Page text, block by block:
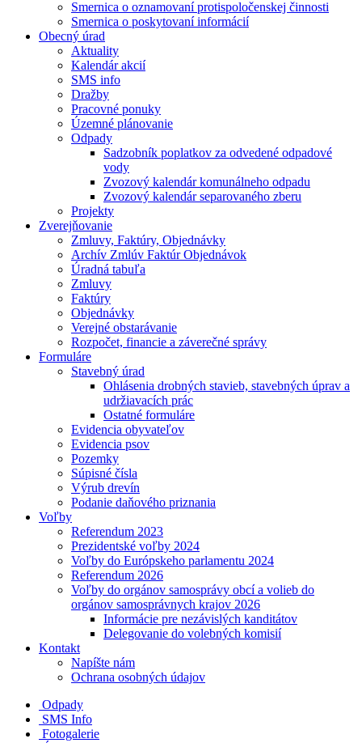
Smernica o oznamovaní protispoločenskej činnosti
Smernica o poskytovaní informácií
Obecný úrad
Aktuality
Kalendár akcií
SMS info
Dražby
Pracovné ponuky
Územné plánovanie
Odpady
Sadzobník poplatkov za odvedené odpadové
vody
Zvozový kalendár komunálneho odpadu
Zvozový kalendár separovaného zberu
Projekty
Zverejňovanie
Zmluvy, Faktúry, Objednávky
Archív Zmlúv Faktúr Objednávok
Úradná tabuľa
Zmluvy
Faktúry
Objednávky
Verejné obstarávanie
Rozpočet, financie a záverečné správy
Formuláre
Stavebný úrad
Ohlásenia drobných stavieb, stavebných úprav a
udržiavacích prác
Ostatné formuláre
Evidencia obyvateľov
Evidencia psov
Pozemky
Súpisné čísla
Výrub drevín
Podanie daňového priznania
Voľby
Referendum 2023
Prezidentské voľby 2024
Voľby do Európskeho parlamentu 2024
Referendum 2026
Voľby do orgánov samosprávy obcí a volieb do
orgánov samosprávnych krajov 2026
Informácie pre nezávislých kanditátov
Delegovanie do volebných komisií
Kontakt
Napíšte nám
Ochrana osobných údajov
Odpady
SMS Info
Fotogalerie